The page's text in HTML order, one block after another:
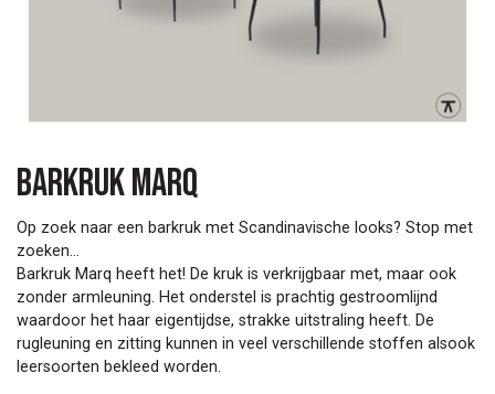
Barkruk Marq
Op zoek naar een barkruk met Scandinavische looks? Stop met
zoeken...
Barkruk Marq heeft het! De kruk is verkrijgbaar met, maar ook
zonder armleuning. Het onderstel is prachtig gestroomlijnd
waardoor het haar eigentijdse, strakke uitstraling heeft. De
rugleuning en zitting kunnen in veel verschillende stoffen alsook
leersoorten bekleed worden.